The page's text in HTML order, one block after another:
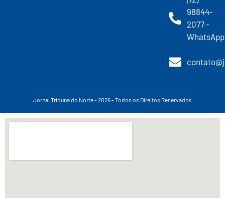
98844-
2077 -
WhatsApp
Jornal Tribuna do Norte - 2026 - Todos os Direitos Reservados